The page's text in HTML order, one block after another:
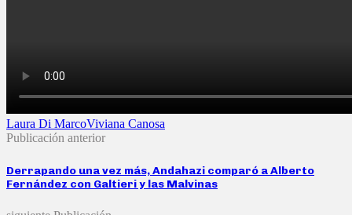
Laura Di MarcoViviana Canosa
Publicación anterior
Derrapando una vez más, Andahazi comparó a Alberto
Fernández con Galtieri y las Malvinas